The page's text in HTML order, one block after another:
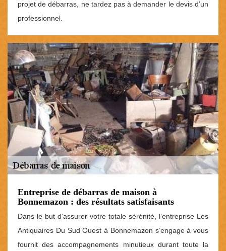
projet de débarras, ne tardez pas à demander le devis d’un
professionnel.
Entreprise de débarras de maison à
Bonnemazon : des résultats satisfaisants
Dans le but d’assurer votre totale sérénité, l’entreprise Les
Antiquaires Du Sud Ouest à Bonnemazon s’engage à vous
fournit des accompagnements minutieux durant toute la